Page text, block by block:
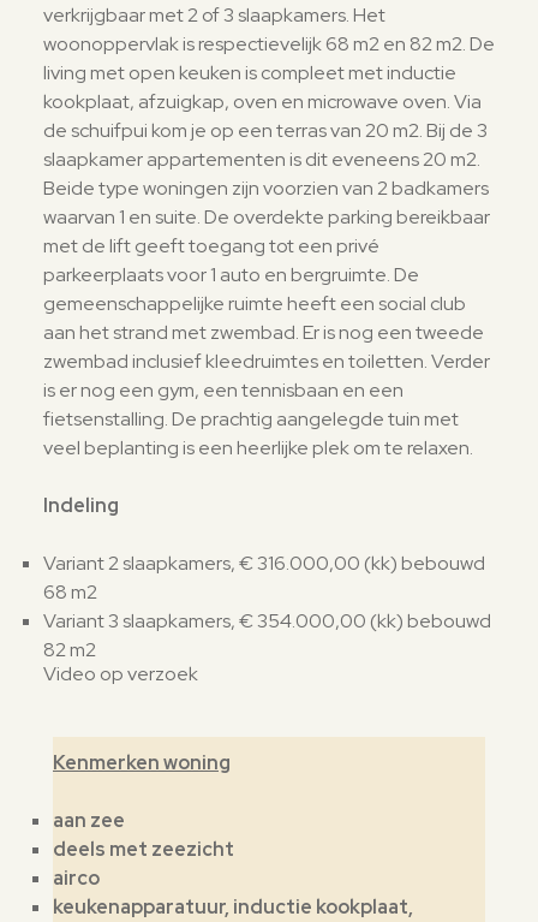
verkrijgbaar met 2 of 3 slaapkamers. Het
woonoppervlak is respectievelijk 68 m2 en 82 m2. De
living met open keuken is compleet met inductie
kookplaat, afzuigkap, oven en microwave oven. Via
de schuifpui kom je op een terras van 20 m2. Bij de 3
slaapkamer appartementen is dit eveneens 20 m2.
Beide type woningen zijn voorzien van 2 badkamers
waarvan 1 en suite. De overdekte parking bereikbaar
met de lift geeft toegang tot een privé
parkeerplaats voor 1 auto en bergruimte. De
gemeenschappelijke ruimte heeft een social club
aan het strand met zwembad. Er is nog een tweede
zwembad inclusief kleedruimtes en toiletten. Verder
is er nog een gym, een tennisbaan en een
fietsenstalling. De prachtig aangelegde tuin met
veel beplanting is een heerlijke plek om te relaxen.
Indeling
Variant 2 slaapkamers, € 316.000,00 (kk) bebouwd
68 m2
Variant 3 slaapkamers, € 354.000,00 (kk) bebouwd
82 m2
Video op verzoek
Kenmerken woning
aan zee
deels met zeezicht
airco
keukenapparatuur, inductie kookplaat,